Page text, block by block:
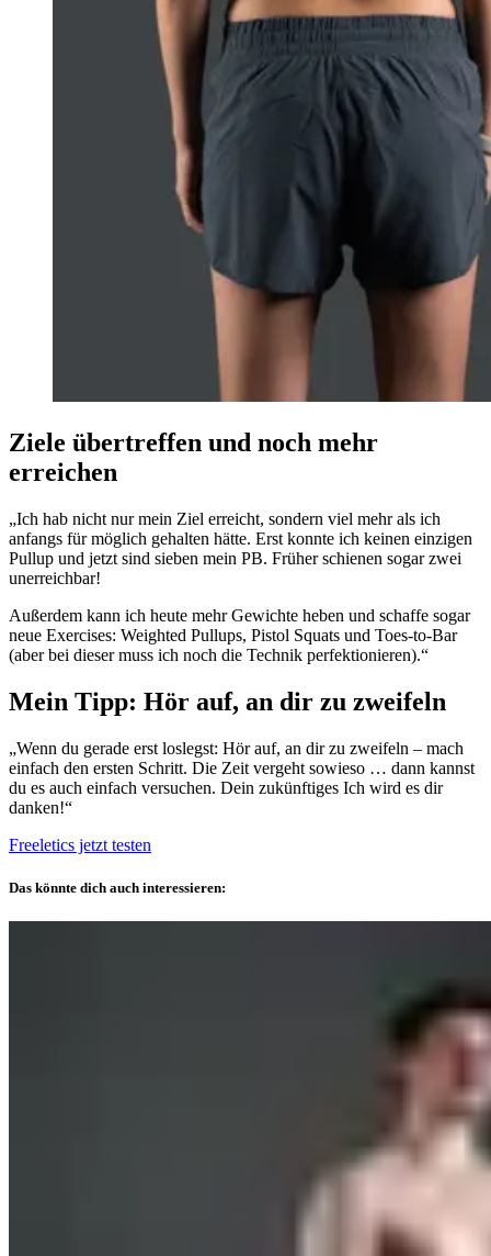
Ziele übertreffen und noch mehr
erreichen
„Ich hab nicht nur mein Ziel erreicht, sondern viel mehr als ich
anfangs für möglich gehalten hätte. Erst konnte ich keinen einzigen
Pullup und jetzt sind sieben mein PB. Früher schienen sogar zwei
unerreichbar!
Außerdem kann ich heute mehr Gewichte heben und schaffe sogar
neue Exercises: Weighted Pullups, Pistol Squats und Toes-to-Bar
(aber bei dieser muss ich noch die Technik perfektionieren).“
Mein Tipp: Hör auf, an dir zu zweifeln
„Wenn du gerade erst loslegst: Hör auf, an dir zu zweifeln – mach
einfach den ersten Schritt. Die Zeit vergeht sowieso … dann kannst
du es auch einfach versuchen. Dein zukünftiges Ich wird es dir
danken!“
Freeletics jetzt testen
Das könnte dich auch interessieren: